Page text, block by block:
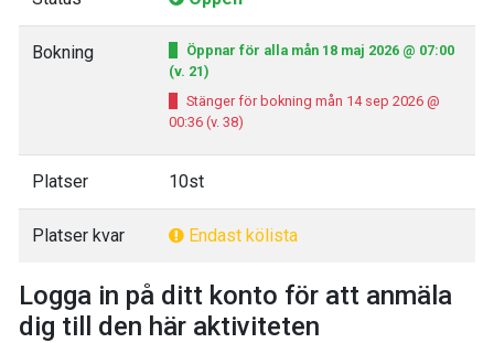
Bokning
Öppnar för alla mån 18 maj 2026 @ 07:00
(v. 21)
Stänger för bokning mån 14 sep 2026 @
00:36 (v. 38)
Platser 10st
Platser kvar Endast kölista
Logga in på ditt konto för att anmäla
dig till den här aktiviteten